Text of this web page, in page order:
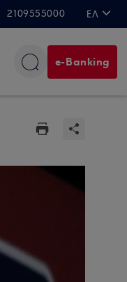
2109555000 ΕΛ
e-Banking